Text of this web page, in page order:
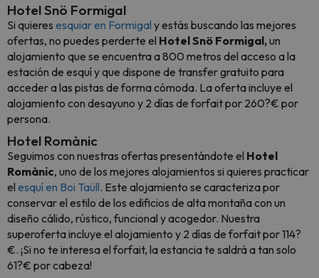
Hotel Snö Formigal
Si quieres esquiar en Formigal y estás buscando las mejores
ofertas, no puedes perderte el Hotel Snö Formigal,un
alojamiento que se encuentra a 800 metros del acceso a la
estación de esquí y que dispone de transfer gratuito para
acceder a las pistas de forma cómoda. La oferta incluye el
alojamiento con desayuno y 2 días de forfait por 260?€ por
persona.
Hotel Romànic
Seguimos con nuestras ofertas presentándote el Hotel
Romànic, uno de los mejores alojamientos si quieres practicar
el esquí en Boi Taüll. Este alojamiento se caracteriza por
conservar el estilo de los edificios de alta montaña con un
diseño cálido, rústico, funcional y acogedor. Nuestra
superoferta incluye el alojamiento y 2 días de forfait por 114?
€. ¡Si no te interesa el forfait, la estancia te saldrá a tan solo
61?€ por cabeza!